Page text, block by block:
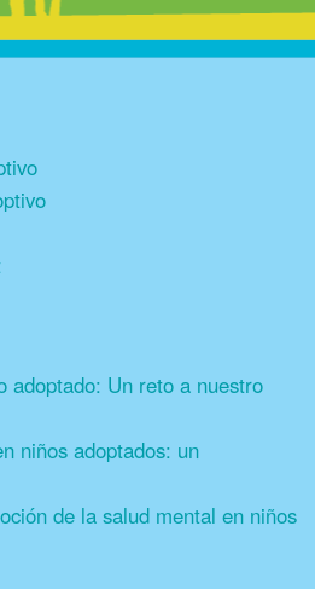
adoptado: Un reto a nuestro
niños adoptados: un
de la salud mental en niños